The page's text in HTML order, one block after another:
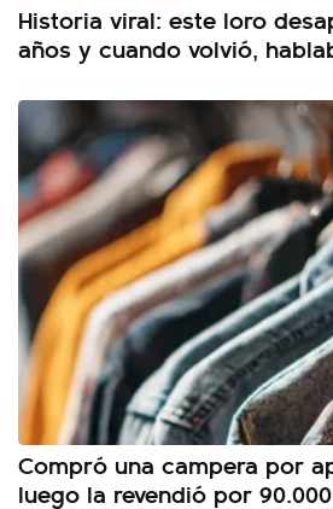
Historia viral: este loro
años y cuando volvió,
Compró una campera por
luego la revendió por